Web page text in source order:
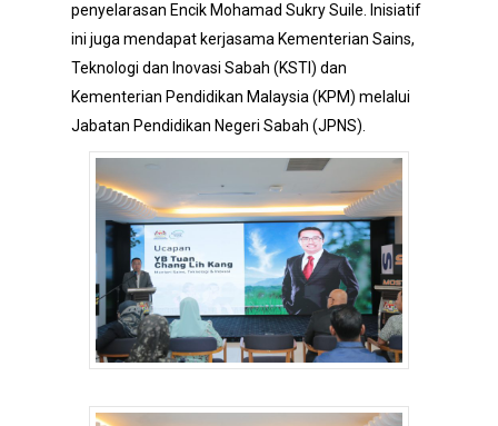
penyelarasan Encik Mohamad Sukry Suile. Inisiatif
ini juga mendapat kerjasama Kementerian Sains,
Teknologi dan Inovasi Sabah (KSTI) dan
Kementerian Pendidikan Malaysia (KPM) melalui
Jabatan Pendidikan Negeri Sabah (JPNS).